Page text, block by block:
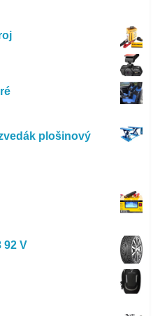
plošinový
92 V